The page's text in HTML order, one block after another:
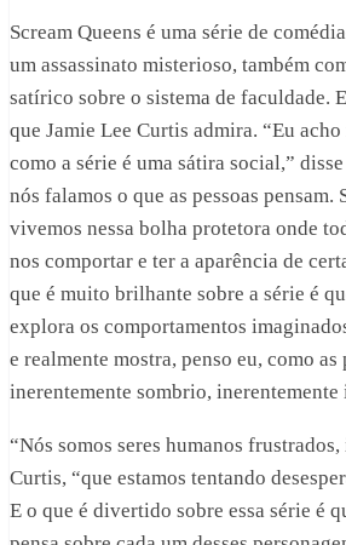
Scream Queens é uma série de
um assassinato misterioso, também
satírico sobre o sistema de faculdade.
que Jamie Lee Curtis admira. “Eu
como a série é uma sátira social,”
nós falamos o que as pessoas pensam.
vivemos nessa bolha protetora onde
nos comportar e ter a aparência de
que é muito brilhante sobre a série é
explora os comportamentos
e realmente mostra, penso eu, como as
inerentemente sombrio,
“Nós somos seres humanos
Curtis, “que estamos tentando
E o que é divertido sobre essa série é